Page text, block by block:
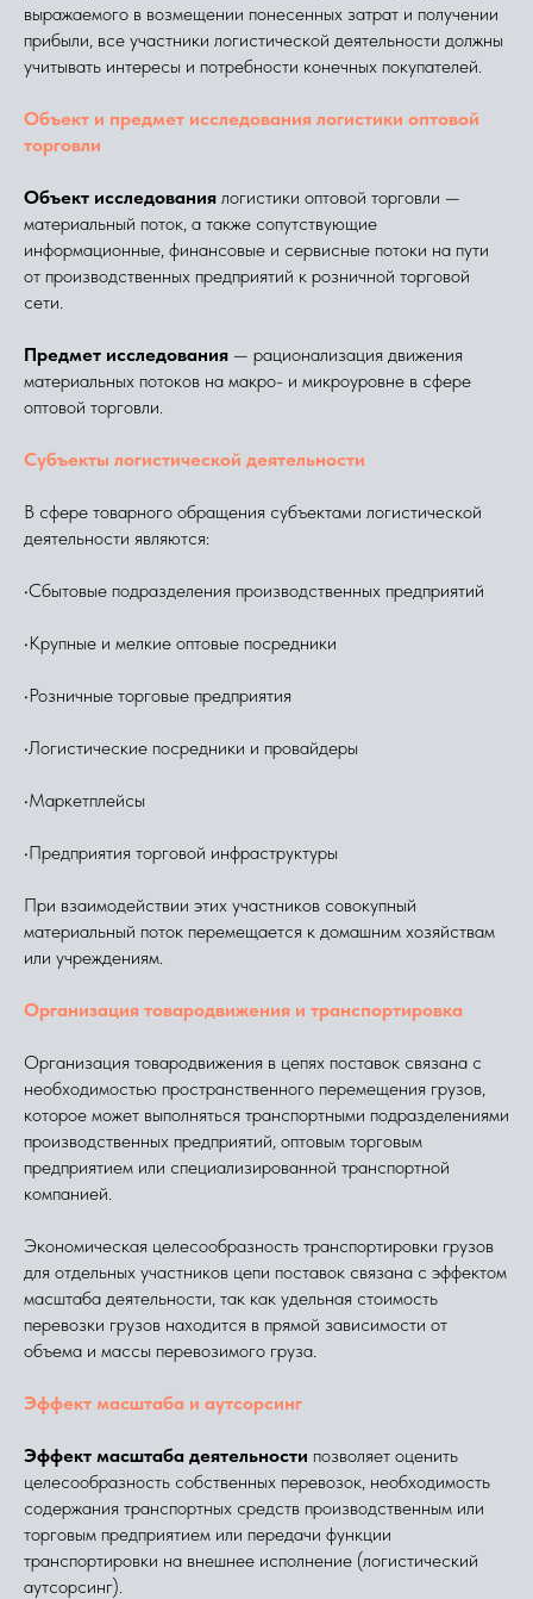
выражаемого в возмещении понесенных затрат и получении
прибыли, все участники логистической деятельности должны
учитывать интересы и потребности конечных покупателей.
Объект и предмет исследования логистики оптовой
торговли
Объект исследования логистики оптовой торговли —
материальный поток, а также сопутствующие
информационные, финансовые и сервисные потоки на пути
от производственных предприятий к розничной торговой
сети.
Предмет исследования — рационализация движения
материальных потоков на макро- и микроуровне в сфере
оптовой торговли.
Субъекты логистической деятельности
В сфере товарного обращения субъектами логистической
деятельности являются:
•Сбытовые подразделения производственных предприятий
•Крупные и мелкие оптовые посредники
•Розничные торговые предприятия
•Логистические посредники и провайдеры
•Маркетплейсы
•Предприятия торговой инфраструктуры
При взаимодействии этих участников совокупный
материальный поток перемещается к домашним хозяйствам
или учреждениям.
Организация товародвижения и транспортировка
Организация товародвижения в цепях поставок связана с
необходимостью пространственного перемещения грузов,
которое может выполняться транспортными подразделениями
производственных предприятий, оптовым торговым
предприятием или специализированной транспортной
компанией.
Экономическая целесообразность транспортировки грузов
для отдельных участников цепи поставок связана с эффектом
масштаба деятельности, так как удельная стоимость
перевозки грузов находится в прямой зависимости от
объема и массы перевозимого груза.
Эффект масштаба и аутсорсинг
Эффект масштаба деятельности позволяет оценить
целесообразность собственных перевозок, необходимость
содержания транспортных средств производственным или
торговым предприятием или передачи функции
транспортировки на внешнее исполнение (логистический
аутсорсинг).